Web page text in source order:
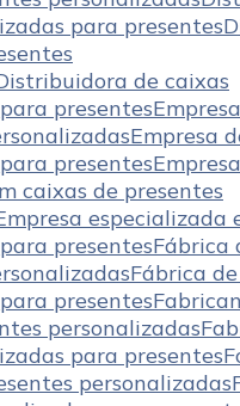
para presentes
de caixas
presentes
Empresa
presentesEmpresa
caixas de presentes
especializada
presentesFábrica
Fábrica
presentes
personalizadas
para presentes
personalizadas